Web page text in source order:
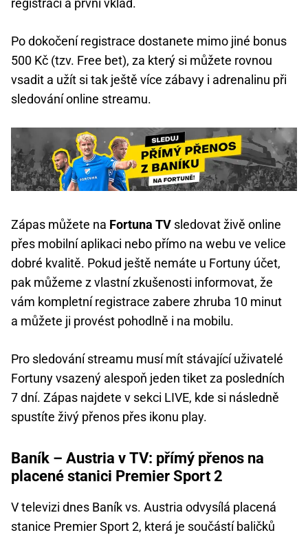
registraci a první vklad.
Po dokočení registrace dostanete mimo jiné bonus
500 Kč (tzv. Free bet), za který si můžete rovnou
vsadit a užít si tak ještě více zábavy i adrenalinu při
sledování online streamu.
Zápas můžete na Fortuna TV sledovat živě online
přes mobilní aplikaci nebo přímo na webu ve velice
dobré kvalitě. Pokud ještě nemáte u Fortuny účet,
pak můžeme z vlastní zkušenosti informovat, že
vám kompletní registrace zabere zhruba 10 minut
a můžete ji provést pohodlně i na mobilu.
Pro sledování streamu musí mít stávající uživatelé
Fortuny vsazený alespoň jeden tiket za posledních
7 dní. Zápas najdete v sekci LIVE, kde si následně
spustíte živý přenos přes ikonu play.
Baník – Austria v TV: přímý přenos na
placené stanici Premier Sport 2
V televizi dnes Baník vs. Austria odvysílá placená
stanice Premier Sport 2, která je součástí baličků